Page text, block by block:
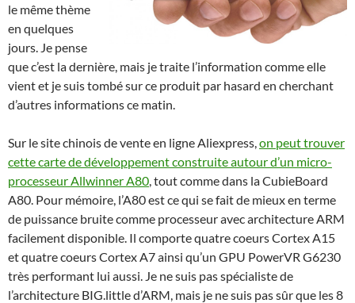
le même thème
en quelques
jours. Je pense
que c’est la dernière, mais je traite l’information comme elle
vient et je suis tombé sur ce produit par hasard en cherchant
d’autres informations ce matin.
Sur le site chinois de vente en ligne Aliexpress, on peut trouver
cette carte de développement construite autour d’un micro-
processeur Allwinner A80 , tout comme dans la CubieBoard
A80. Pour mémoire, l’A80 est ce qui se fait de mieux en terme
de puissance bruite comme processeur avec architecture ARM
facilement disponible. Il comporte quatre coeurs Cortex A15
et quatre coeurs Cortex A7 ainsi qu’un GPU PowerVR G6230
très performant lui aussi. Je ne suis pas spécialiste de
l’architecture BIG.little d’ARM, mais je ne suis pas sûr que les 8